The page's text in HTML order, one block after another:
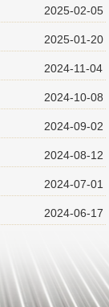
2025-02-05
2025-01-20
2024-11-04
2024-10-08
2024-09-02
2024-08-12
2024-07-01
2024-06-17